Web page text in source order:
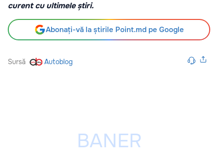
curent cu ultimele știri.
Abonați-vă la știrile Point.md pe Google
Sursă Autoblog